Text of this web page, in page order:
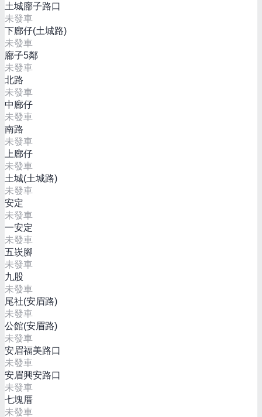
土城廍子路口
未發車
下廍仔(土城路)
未發車
廍子5鄰
未發車
北路
未發車
中廍仔
未發車
南路
未發車
上廍仔
未發車
土城(土城路)
未發車
安定
未發車
一安定
未發車
五崁腳
未發車
九股
未發車
尾社(安眉路)
未發車
公館(安眉路)
未發車
安眉福美路口
未發車
安眉興安路口
未發車
七塊厝
未發車